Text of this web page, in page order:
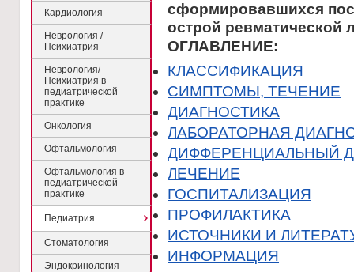
Кардиология
Неврология /
Психиатрия
Неврология/
Психиатрия в
педиатрической
практике
Онкология
Офтальмология
Офтальмология в
педиатрической
практике
Педиатрия
Стоматология
Эндокринология
сформировавшихся
острой ревматической
ОГЛАВЛЕНИЕ:
КЛАССИФИКАЦИЯ
CИМПТОМЫ, ТЕЧЕНИЕ
ДИАГНОСТИКА
ЛАБОРАТОРНАЯ
ДИФФЕРЕНЦИАЛЬНЫЙ
ЛЕЧЕНИЕ
ГОСПИТАЛИЗАЦИЯ
ПРОФИЛАКТИКА
ИСТОЧНИКИ И
ИНФОРМАЦИЯ